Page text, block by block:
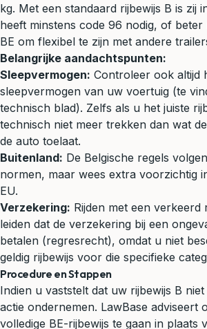
kg. Met een standaard rijbewijs B is zij
heeft minstens code 96 nodig, of beter
BE om flexibel te zijn met andere
Belangrijke aandachtspunten:
Sleepvermogen: Controleer ook altijd
sleepvermogen van uw voertuig (te
technisch blad). Zelfs als u het juiste
technisch niet meer trekken dan wat
de auto toelaat.
Buitenland: De Belgische regels
normen, maar wees extra voorzichtig
EU.
Verzekering: Rijden met een verkeerd
leiden dat de verzekering bij een
betalen (regresrecht), omdat u niet
geldig rijbewijs voor die specifieke
Procedure en Stappen
Indien u vaststelt dat uw rijbewijs B
actie ondernemen. LawBase adviseert
volledige BE-rijbewijs te gaan in plaats